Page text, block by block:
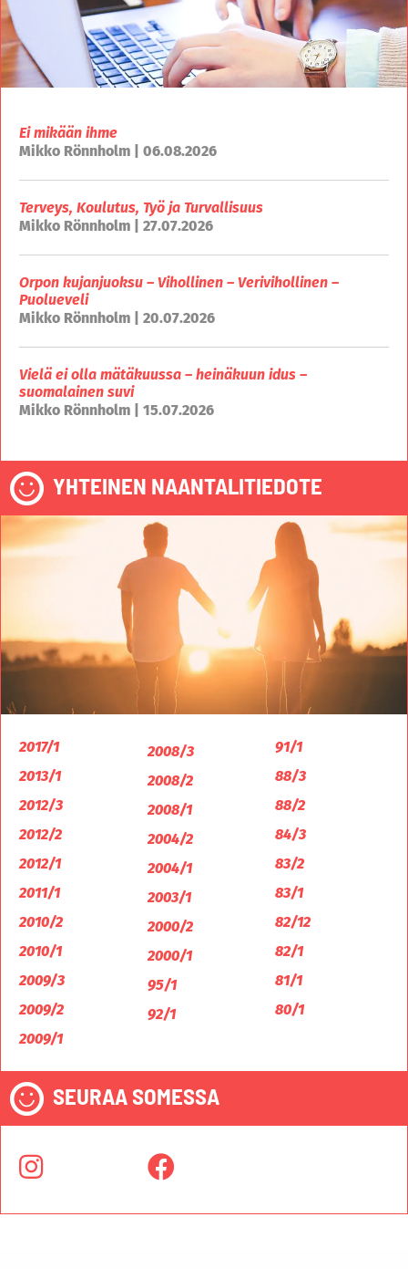
Ei mikään ihme
Mikko Rönnholm | 06.08.2026
Terveys, Koulutus, Työ ja Turvallisuus
Mikko Rönnholm | 27.07.2026
Orpon kujanjuoksu – Vihollinen – Verivihollinen –
Puolueveli
Mikko Rönnholm | 20.07.2026
Vielä ei olla mätäkuussa – heinäkuun idus –
suomalainen suvi
Mikko Rönnholm | 15.07.2026
YHTEINEN NAANTALITIEDOTE
2017/1
2013/1
2012/3
2012/2
2012/1
2011/1
2010/2
2010/1
2009/3
2009/2
2009/1
2008/3
2008/2
2008/1
2004/2
2004/1
2003/1
2000/2
2000/1
95/1
92/1
91/1
88/3
88/2
84/3
83/2
83/1
82/12
82/1
81/1
80/1
SEURAA SOMESSA